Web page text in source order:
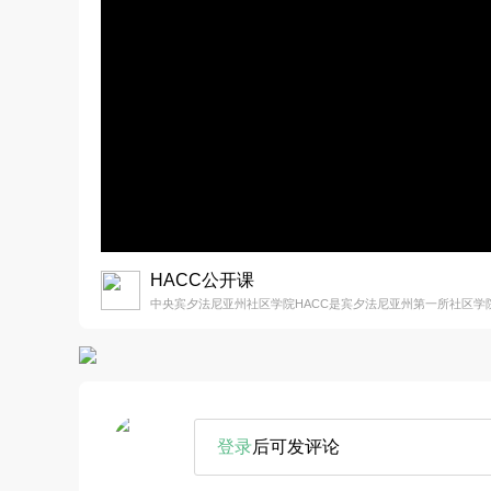
HACC公开课
中央宾夕法尼亚州社区学院HACC是宾夕法尼亚州第一所社区学
登录后可发评论